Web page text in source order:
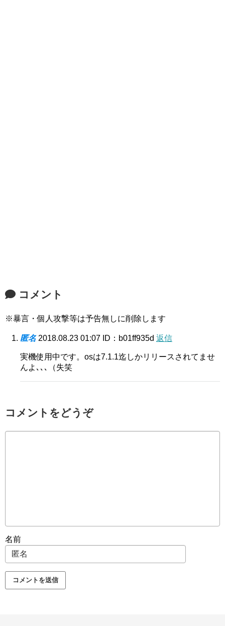
コメント
※暴言・個人攻撃等は予告無しに削除します
匿名 2018.08.23 01:07 ID：b01ff935d 返信
実機使用中です。osは7.1.1迄しかリリースされてませ
んよ､､､（失笑
コメントをどうぞ
名前